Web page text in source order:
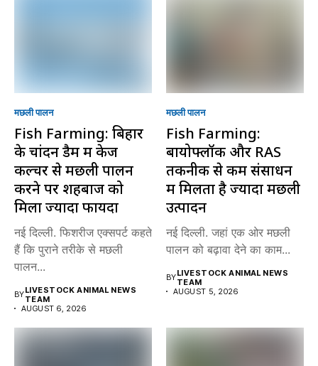
मछली पालन
Fish Farming: बिहार
के चांदन डैम में केज
कल्चर से मछली पालन
करने पर शहबाज को
मिला ज्यादा फायदा
नई दिल्ली. फिशरीज एक्सपर्ट कहते
हैं कि पुराने तरीके से मछली
पालन...
BYLIVESTOCK ANIMAL NEWS
TEAM
AUGUST 6, 2026
मछली पालन
Fish Farming:
बायोफ्लॉक और RAS
तकनीक से कम संसाधन
में मिलता है ज्यादा मछली
उत्पादन
नई दिल्ली. जहां एक ओर मछली
पालन को बढ़ावा देने का काम...
BYLIVESTOCK ANIMAL NEWS
TEAM
AUGUST 5, 2026